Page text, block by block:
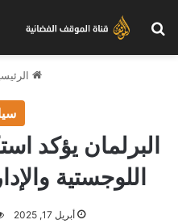
بحث عن
البرلمان يؤكد
اللوجستية
أبريل 17, 2025